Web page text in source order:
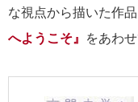
な視点から描いた作
へようこそ』
をあわ